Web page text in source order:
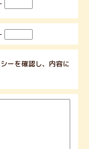
-
-
ーを確認し、内容に